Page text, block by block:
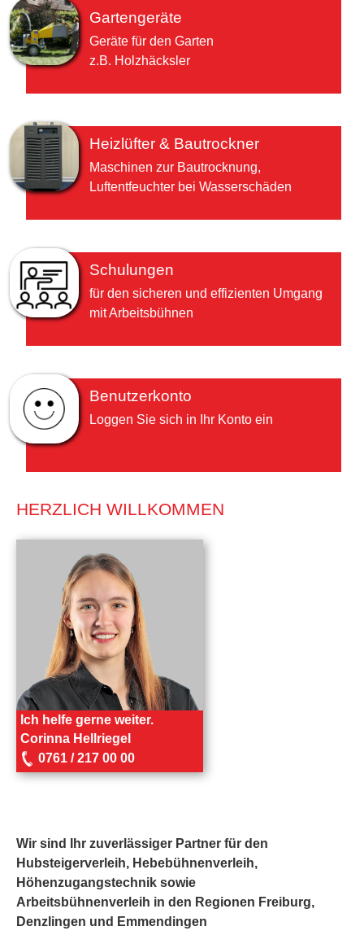
HERZLICH WILLKOMMEN
Wir sind Ihr zuverlässiger Partner für den
Hubsteigerverleih, Hebebühnenverleih,
Höhenzugangstechnik sowie
Arbeitsbühnenverleih in den Regionen Freiburg,
Denzlingen und Emmendingen
Ich helfe gerne weiter.
Corinna Hellriegel
0761 / 217 00 00
Gartengeräte
Geräte für den Garten
z.B. Holzhäcksler
Heizlüfter & Bautrockner
Maschinen zur Bautrocknung,
Luftentfeuchter bei Wasserschäden
Schulungen
für den sicheren und effizienten Umgang
mit Arbeitsbühnen
Benutzerkonto
Loggen Sie sich in Ihr Konto ein